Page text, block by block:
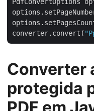
converter.convert(
Converter
protegida